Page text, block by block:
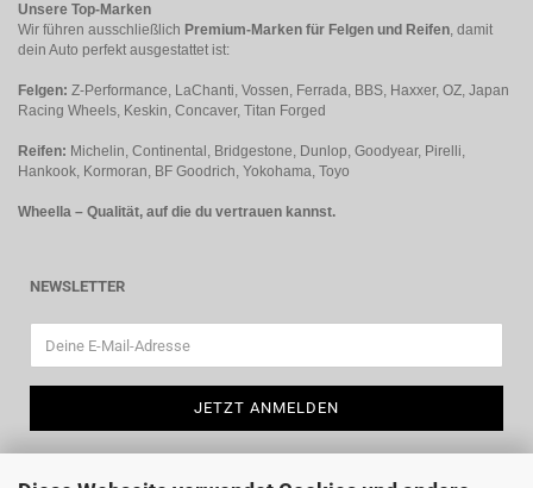
Unsere Top-Marken
Wir führen ausschließlich Premium-Marken für Felgen und Reifen, damit
dein Auto perfekt ausgestattet ist:
Felgen: Z-Performance, LaChanti, Vossen, Ferrada, BBS, Haxxer, OZ, Japan
Racing Wheels, Keskin, Concaver, Titan Forged
Reifen: Michelin, Continental, Bridgestone, Dunlop, Goodyear, Pirelli,
Hankook, Kormoran, BF Goodrich, Yokohama, Toyo
Wheella – Qualität, auf die du vertrauen kannst.
NEWSLETTER